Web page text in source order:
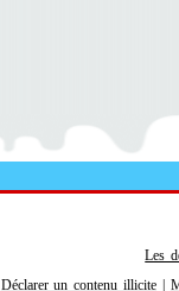
Les
Déclarer un contenu illicite |